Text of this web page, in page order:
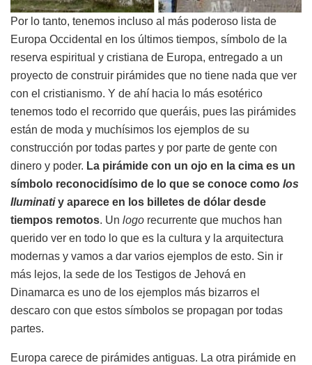
Por lo tanto, tenemos incluso al más poderoso lista de
Europa Occidental en los últimos tiempos, símbolo de la
reserva espiritual y cristiana de Europa, entregado a un
proyecto de construir pirámides que no tiene nada que ver
con el cristianismo. Y de ahí hacia lo más esotérico
tenemos todo el recorrido que queráis, pues las pirámides
están de moda y muchísimos los ejemplos de su
construcción por todas partes y por parte de gente con
dinero y poder. La pirámide con un ojo en la cima es un
símbolo reconocidísimo de lo que se conoce como los
Iluminatiy aparece en los billetes de dólar desde
tiempos remotos. Un logo recurrente que muchos han
querido ver en todo lo que es la cultura y la arquitectura
modernas y vamos a dar varios ejemplos de esto. Sin ir
más lejos, la sede de los Testigos de Jehová en
Dinamarca es uno de los ejemplos más bizarros el
descaro con que estos símbolos se propagan por todas
partes.
Europa carece de pirámides antiguas. La otra pirámide en